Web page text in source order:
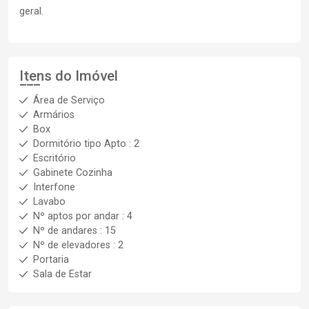
geral.
Itens do Imóvel
Área de Serviço
Armários
Box
Dormitório tipo Apto : 2
Escritório
Gabinete Cozinha
Interfone
Lavabo
Nº aptos por andar : 4
Nº de andares : 15
Nº de elevadores : 2
Portaria
Sala de Estar